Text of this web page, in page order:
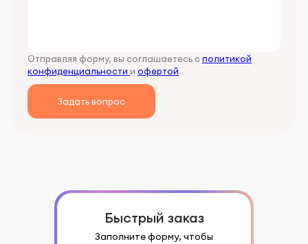
Отправляя форму, вы соглашаетесь сполитикой
конфиденциальности и офертой
Задать вопрос
Быстрый заказ
Заполните форму, чтобы